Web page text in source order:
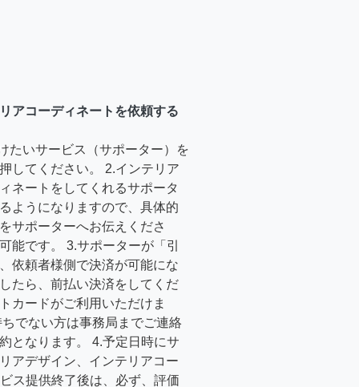
アコーディネートを依頼する
たいサービス（サポーター）を
してください。 2.インテリア
ネートをしてくれるサポータ
ようになりますので、具体的
サポーターへお伝えくださ
能です。 3.サポーターが「引
依頼者様側で決済が可能にな
たら、前払い決済をしてくだ
カードがご利用いただけま
でない方は事務局までご連絡
となります。 4.予定日時にサ
アデザイン、インテリアコー
ス提供終了後は、必ず、評価